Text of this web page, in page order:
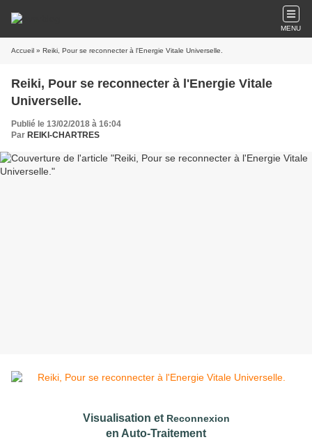
MENU
Accueil » Reiki, Pour se reconnecter à l'Energie Vitale Universelle.
Reiki, Pour se reconnecter à l'Energie Vitale
Universelle.
Publié le 13/02/2018 à 16:04
Par REIKI-CHARTRES
Visualisation et Reconnexion
en Auto-Traitement